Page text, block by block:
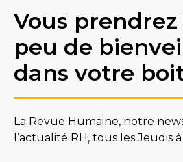
Vous
peu de
dans votre
La Revue Humaine, notre
l’actualité RH, tous les Jeudis à